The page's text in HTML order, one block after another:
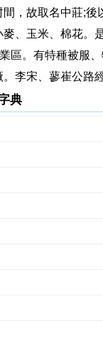
，故取名中莊;後
、玉米、棉花。
區。有特種被服
李宋、蓼崔公路經
典